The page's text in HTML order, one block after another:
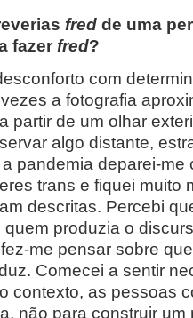
fred de uma
fazer fred?
com
a fotografia
partir de um olhar
algo distante,
pandemia deparei-me
trans e fiquei muito
descritas. Percebi
produzia o
me pensar sobre
Comecei a sentir
contexto, as pessoas
não para construir um